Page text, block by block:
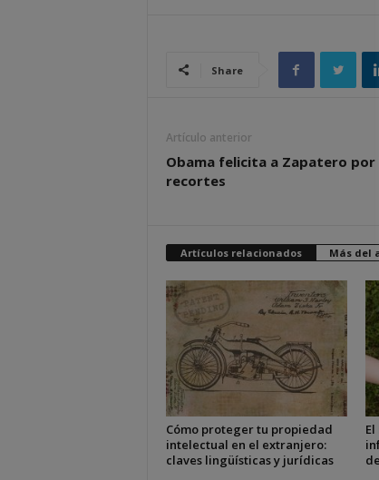
Share
Artículo anterior
Obama felicita a Zapatero por
recortes
Artículos relacionados Más del
Cómo proteger tu propiedad
intelectual en el extranjero:
claves lingüísticas y jurídicas